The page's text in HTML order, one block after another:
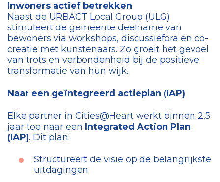
Inwoners actief betrekken
Naast de URBACT Local Group (ULG)
stimuleert de gemeente deelname van
bewoners via workshops, discussiefora en co-
creatie met kunstenaars. Zo groeit het gevoel
van trots en verbondenheid bij de positieve
transformatie van hun wijk.
Naar een geïntegreerd actieplan (IAP)
Elke partner in Cities@Heart werkt binnen 2,5
jaar toe naar een Integrated Action Plan
(IAP). Dit plan:
Structureert de visie op de belangrijkste
uitdagingen